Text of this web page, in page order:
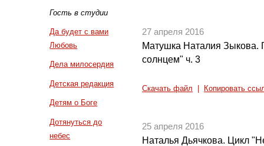
Гость в студии
Да будет с вами
Любовь
Дела милосердия
Детская редакция
Детям о Боге
Дотянуться до
небес
27 апреля 2016
Матушка Наталия Зыкова.
солнцем" ч. 3
Скачать файл Копировать
25 апреля 2016
Наталья Дьячкова. Цикл